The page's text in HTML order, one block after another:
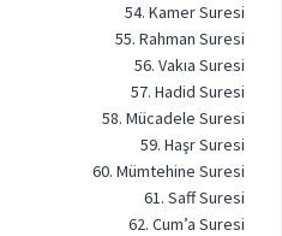
54. Kamer Suresi
55. Rahman Suresi
56. Vakıa Suresi
57. Hadid Suresi
58. Mücadele Suresi
59. Haşr Suresi
60. Mümtehine Suresi
61. Saff Suresi
62. Cum’a Suresi